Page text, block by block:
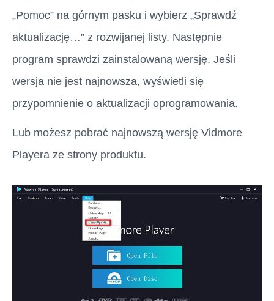
„Pomoc” na górnym pasku i wybierz „Sprawdź
aktualizację…” z rozwijanej listy. Następnie
program sprawdzi zainstalowaną wersję. Jeśli
wersja nie jest najnowsza, wyświetli się
przypomnienie o aktualizacji oprogramowania.
Lub możesz pobrać najnowszą wersję Vidmore
Playera ze strony produktu.